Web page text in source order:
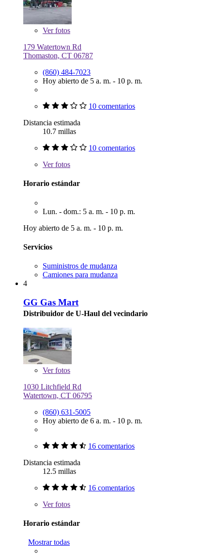
Verfotos
179 Watertown Rd
Thomaston, CT 06787
(860) 484-7023
Hoy abierto de 5 a. m. - 10 p. m.
10 comentarios
Distancia estimada
10.7 millas
10 comentarios
Verfotos
Horario estándar
Lun. - dom.: 5 a. m. - 10 p. m.
Hoy abierto de 5 a. m. - 10 p. m.
Servicios
Suministros de mudanza
Camiones para mudanza
4
GG Gas Mart
Distribuidor de U-Haul del vecindario
Verfotos
1030 Litchfield Rd
Watertown, CT 06795
(860) 631-5005
Hoy abierto de 6 a. m. - 10 p. m.
16 comentarios
Distancia estimada
12.5 millas
16 comentarios
Verfotos
Horario estándar
Mostrar todas